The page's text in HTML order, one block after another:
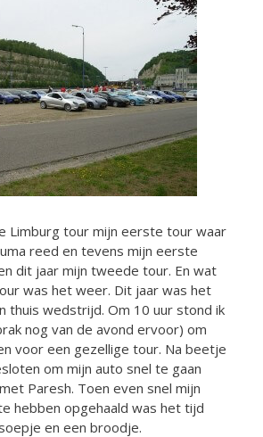
Limburg tour mijn eerste tour waar
reed en tevens mijn eerste
dit jaar mijn tweede tour. En wat
was het weer. Dit jaar was het
thuis wedstrijd. Om 10 uur stond ik
nog van de avond ervoor) om
voor een gezellige tour. Na beetje
om mijn auto snel te gaan
Paresh. Toen even snel mijn
hebben opgehaald was het tijd
en een broodje.